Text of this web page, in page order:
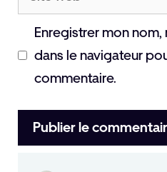
web
Enregistrer mon
dans le navigateur
commentaire.